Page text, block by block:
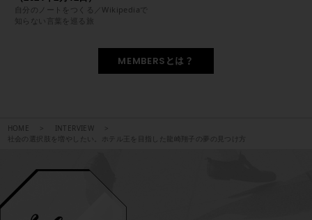
自分のノートをつくる／Wikipediaで
知らない言葉を巡る旅
MEMBERSとは？
HOME
INTERVIEW
社会の選択肢を増やしたい。ホテル王を目指した龍崎翔子の夢の見つけ方